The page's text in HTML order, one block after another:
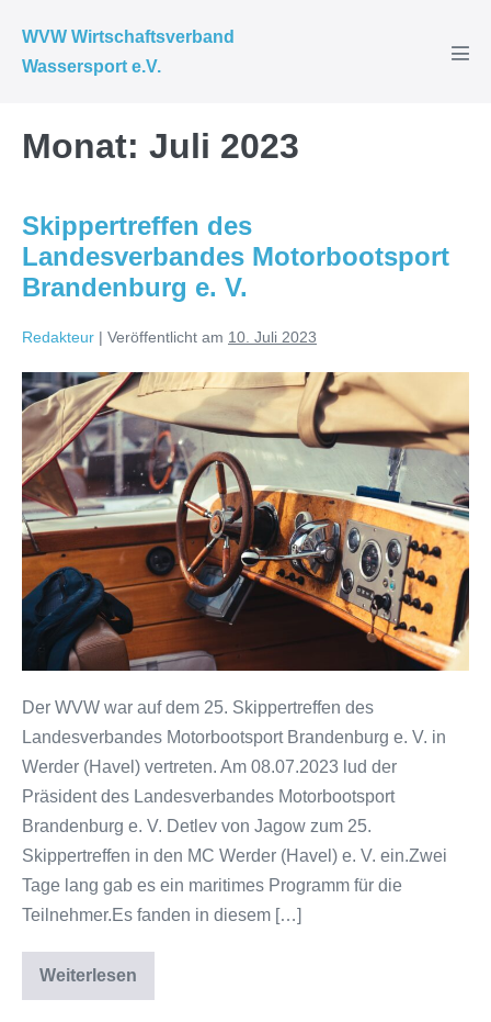
Inhalt
springen
WVW Wirtschaftsverband
Wassersport e.V.
Monat: Juli 2023
Skippertreffen des
Landesverbandes Motorbootsport
Brandenburg e. V.
Redakteur | Veröffentlicht am 10. Juli 2023
Skippertreffen
des
Landesverbandes
Motorbootsport
Brandenburg
e.
V.
Der WVW war auf dem 25. Skippertreffen des
Landesverbandes Motorbootsport Brandenburg e. V. in
Werder (Havel) vertreten. Am 08.07.2023 lud der
Präsident des Landesverbandes Motorbootsport
Brandenburg e. V. Detlev von Jagow zum 25.
Skippertreffen in den MC Werder (Havel) e. V. ein.Zwei
Tage lang gab es ein maritimes Programm für die
Teilnehmer.Es fanden in diesem […]
WeiterlesenSkippertreffen
des